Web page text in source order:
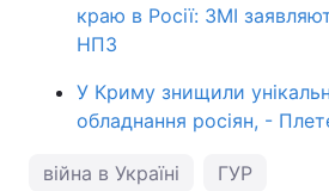
краю в Росії: ЗМІ
НПЗ
У Криму знищили
обладнання росіян, -
війна в Україні ГУР